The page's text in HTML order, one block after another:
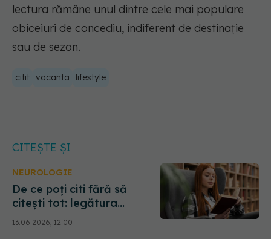
lectura rămâne unul dintre cele mai populare
obiceiuri de concediu, indiferent de destinație
sau de sezon.
citit vacanta lifestyle
CITEȘTE ȘI
NEUROLOGIE
De ce poți citi fără să
citești tot: legătura
surprinzătoare dintre ochi
și creier
13.06.2026, 12:00